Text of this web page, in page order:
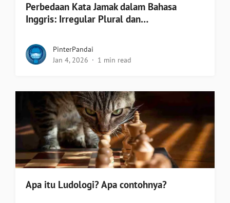
Perbedaan Kata Jamak dalam Bahasa
Inggris: Irregular Plural dan…
PinterPandai
Jan 4, 2026
1 min read
Apa itu Ludologi? Apa contohnya?